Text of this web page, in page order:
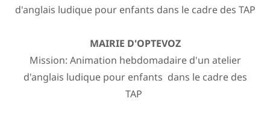
d'anglais ludique pour enfants dans le cadre des TAP
MAIRIE D'OPTEVOZ
Mission: Animation hebdomadaire d'un atelier
d'anglais ludique pour enfants dans le cadre des
TAP